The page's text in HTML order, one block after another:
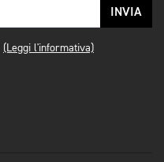
INVIA
(Leggi l'informativa)